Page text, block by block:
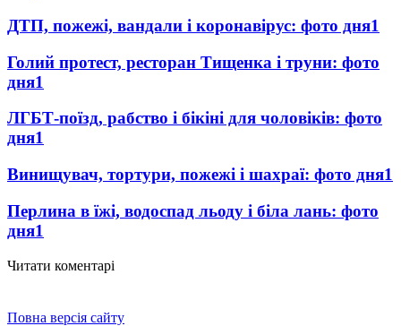
ДТП, пожежі, вандали і коронавірус: фото дня1
Голий протест, ресторан Тищенка і труни: фото
дня1
ЛГБТ-поїзд, рабство і бікіні для чоловіків: фото
дня1
Винищувач, тортури, пожежі і шахраї: фото дня1
Перлина в їжі, водоспад льоду і біла лань: фото
дня1
Читати коментарі
Повна версія сайту